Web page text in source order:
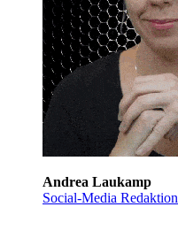
Andrea Laukamp
Social-Media Redaktion